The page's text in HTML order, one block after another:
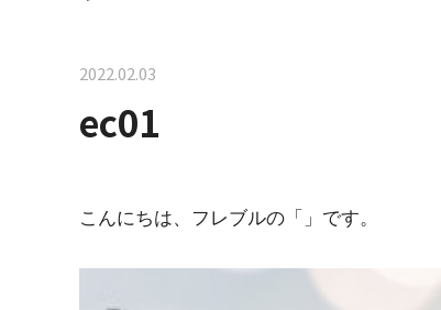
/home/koedo/
Warning: Attempt to read property "name" on null in
ec01
2022.02.03
ec01
こんにちは、フレブルの「」です。